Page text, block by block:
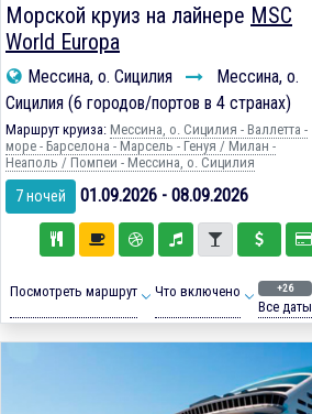
Морской круиз на лайнере MSC
World Europa
Мессина, о. Сицилия
Мессина, о.
Сицилия (6 городов/портов в 4 странах)
Маршрут круиза: Мессина, о. Сицилия - Валлетта -
море - Барселона - Марсель - Генуя / Милан -
Неаполь / Помпеи - Мессина, о. Сицилия
7 ночей 01.09.2026 - 08.09.2026
Посмотреть маршрут Что включено +26
Все даты